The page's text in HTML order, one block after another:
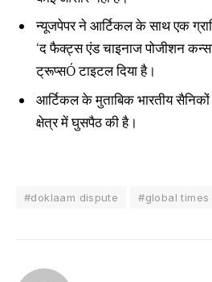
न्यूजपेपर ने आर्टिकल के साथ एक
‘द फैक्ट्स एंड चाइनाज पोजीशन
ट्रूप्सÓ टाइटल दिया है।
आर्टिकल के मुताबिक भारतीय
क्षेत्र में घुसपैठ की है।
#doklaam dispute #global